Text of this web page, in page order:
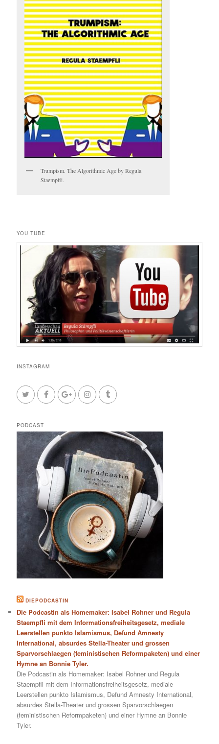
Trumpism. The Algorithmic Age by Regula
Staempfli.
YOU TUBE
INSTAGRAM
PODCAST
DIEPODCASTIN
Die Podcastin als Homemaker: Isabel Rohner und Regula
Staempfli mit dem Informationsfreiheitsgesetz, mediale
Leerstellen punkto Islamismus, Defund Amnesty
International, absurdes Stella-Theater und grossen
Sparvorschlaegen (feministischen Reformpaketen) und einer
Hymne an Bonnie Tyler.
Die Podcastin als Homemaker: Isabel Rohner und Regula
Staempfli mit dem Informationsfreiheitsgesetz, mediale
Leerstellen punkto Islamismus, Defund Amnesty International,
absurdes Stella-Theater und grossen Sparvorschlaegen
(feministischen Reformpaketen) und einer Hymne an Bonnie
Tyler.